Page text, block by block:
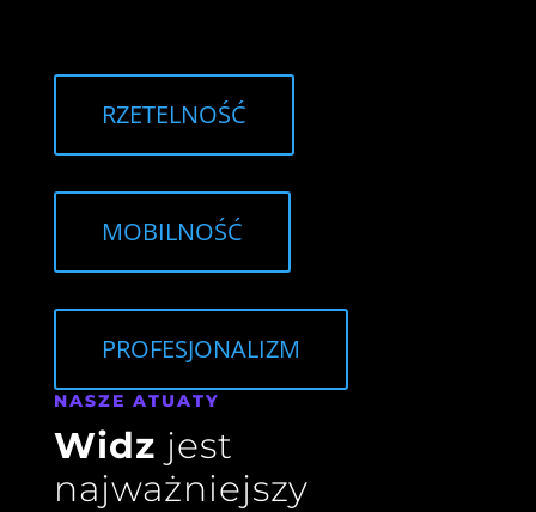
RZETELNOŚĆ
MOBILNOŚĆ
PROFESJONALIZM
NASZE ATUATY
Widz jest
najważniejszy